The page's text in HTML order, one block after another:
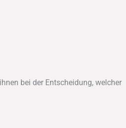
bei der Entscheidung, welcher